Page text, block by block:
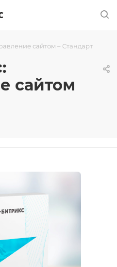
сайтом – Стандарт
сайтом